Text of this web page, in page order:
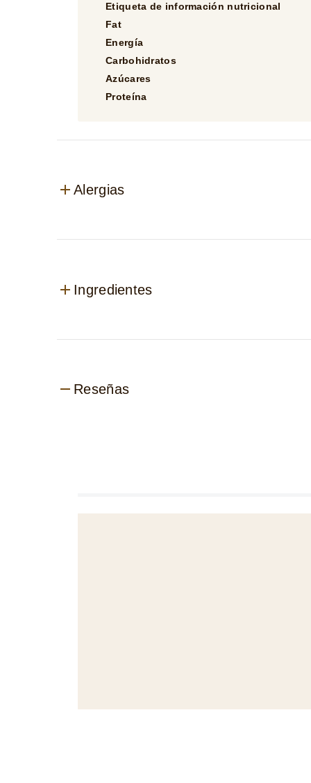
Etiqueta de información nutricional
Fat
Energía
Carbohidratos
Azúcares
Proteína
Alergias
Ingredientes
Reseñas